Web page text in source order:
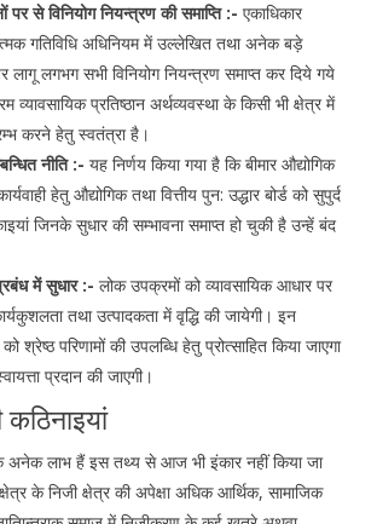
पर से विनियोग नियन्त्रण की समाप्ति :- एकाधिकार
गतिविधि अधिनियम में उल्लेखित तथा अनेक बड़े
लागू लगभग सभी विनियोग नियन्त्रण समाप्त कर दिये गये
प्रतिष्ठान अर्थव्यवस्था के किसी भी क्षेत्र में
करने हेतु स्वतंत्रा है।
नीति :- यह निर्णय किया गया है कि बीमार औद्योगिक
हेतु औद्योगिक तथा वित्तीय पुन: उद्धार बोर्ड को सुपुर्द
जिनके सुधार की सम्भावना समाप्त हो चुकी है उन्हें बंद
में सुधार :- लोक उपक्रमों को व्यावसायिक आधार पर
तथा उत्पादकता में वृद्धि की जायेगी। इन
श्रेष्ठ परिणामों की उपलब्धि हेतु प्रोत्साहित किया जाएगा
प्रदान की जाएगी।
अनेक लाभ हैं इस तथ्य से आज भी इंकार नहीं किया जा
के निजी क्षेत्र की अपेक्षा अधिक आर्थिक, सामाजिक